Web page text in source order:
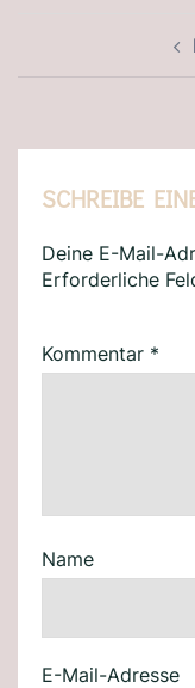
SCHREIBE
Deine E-Mail-
Erforderliche
Kommentar *
Name
E-Mail-Adresse